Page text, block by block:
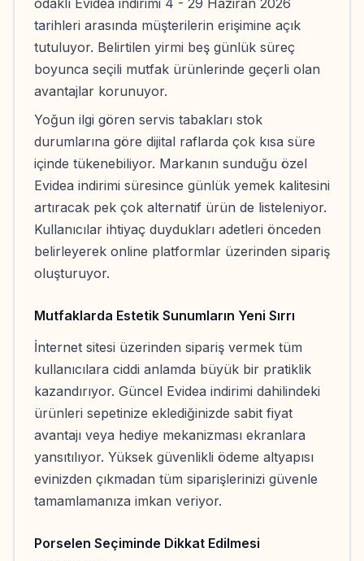
tarihleri arasında müşterilerin erişimine açık
tutuluyor. Belirtilen yirmi beş günlük süreç
boyunca seçili mutfak ürünlerinde geçerli olan
avantajlar korunuyor.
Yoğun ilgi gören servis tabakları stok
durumlarına göre dijital raflarda çok kısa süre
içinde tükenebiliyor. Markanın sunduğu özel
Evidea indirimi süresince günlük yemek kalitesini
artıracak pek çok alternatif ürün de listeleniyor.
Kullanıcılar ihtiyaç duydukları adetleri önceden
belirleyerek online platformlar üzerinden sipariş
oluşturuyor.
Mutfaklarda Estetik Sunumların Yeni Sırrı
İnternet sitesi üzerinden sipariş vermek tüm
kullanıcılara ciddi anlamda büyük bir pratiklik
kazandırıyor. Güncel Evidea indirimi dahilindeki
ürünleri sepetinize eklediğinizde sabit fiyat
avantajı veya hediye mekanizması ekranlara
yansıtılıyor. Yüksek güvenlikli ödeme altyapısı
evinizden çıkmadan tüm siparişlerinizi güvenle
tamamlamanıza imkan veriyor.
Porselen Seçiminde Dikkat Edilmesi